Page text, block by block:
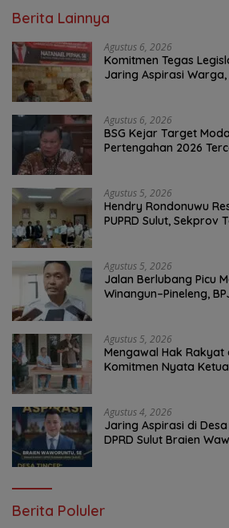
Berita Lainnya
Agustus 6, 2026
Komitmen Tegas
Jaring Aspirasi
Agustus 6, 2026
BSG Kejar Target
Pertengahan 2026
Agustus 5, 2026
Hendry Rondonuwu
PUPRD Sulut, Sekprov
Agustus 5, 2026
Jalan Berlubang Picu
Winangun–Pineleng,
Agustus 5, 2026
Mengawal Hak Rakyat
Komitmen Nyata Ketua
Agustus 4, 2026
Jaring Aspirasi di
DPRD Sulut Braien
Berita Poluler